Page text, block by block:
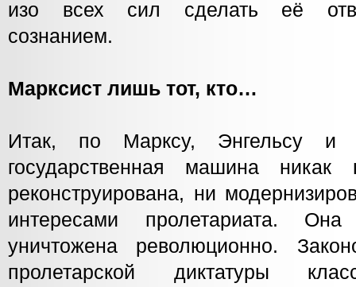
изо всех сил сделать её
сознанием.
Марксист лишь тот, кто…
Итак, по Марксу, Энгельсу и
государственная машина
реконструирована, ни
интересами пролетариата.
уничтожена революционно.
пролетарской диктатуры